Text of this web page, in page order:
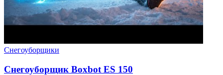
Снегоуборщики
Снегоуборщик Boxbot ES 150